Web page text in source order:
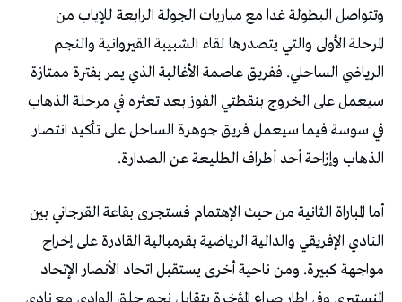
وتتواصل البطولة غدا مع مباريات الجولة الرابعة للإياب من
المرحلة الأولى والتي يتصدرها لقاء الشبيبة القيروانية والنجم
الرياضي الساحلي. ففريق عاصمة الأغالبة الذي يمر بفترة ممتازة
سيعمل على الخروج بنقطتي الفوز بعد تعثره في مرحلة الذهاب
في سوسة فيما سيعمل فريق جوهرة الساحل على تأكيد انتصار
الذهاب وإزاحة أحد أطراف الطليعة عن الصدارة.
أما المباراة الثانية من حيث الإهتمام فستجرى بقاعة القرجاني بين
النادي الإفريقي والدالية الرياضية بقرمبالية القادرة على إخراج
مواجهة كبيرة. ومن ناحية أخرى يستقبل اتحاد الأنصار الإتحاد